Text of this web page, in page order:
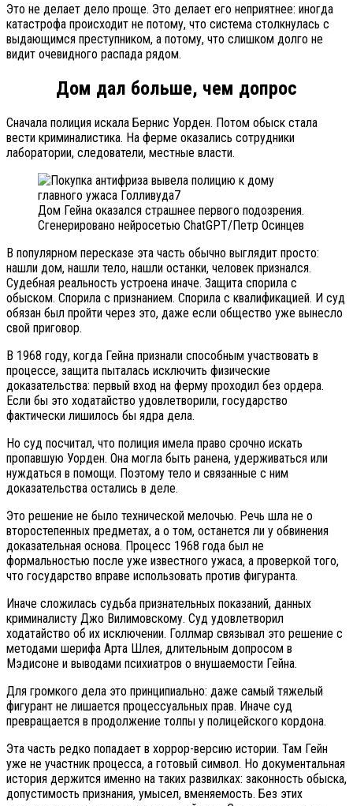
Это не делает дело проще. Это делает его неприятнее: иногда
катастрофа происходит не потому, что система столкнулась с
выдающимся преступником, а потому, что слишком долго не
видит очевидного распада рядом.
Дом дал больше, чем допрос
Сначала полиция искала Бернис Уорден. Потом обыск стала
вести криминалистика. На ферме оказались сотрудники
лаборатории, следователи, местные власти.
Дом Гейна оказался страшнее первого подозрения.
Сгенерировано нейросетью ChatGPT/Петр Осинцев
В популярном пересказе эта часть обычно выглядит просто:
нашли дом, нашли тело, нашли останки, человек признался.
Судебная реальность устроена иначе. Защита спорила с
обыском. Спорила с признанием. Спорила с квалификацией. И суд
обязан был пройти через это, даже если общество уже вынесло
свой приговор.
В 1968 году, когда Гейна признали способным участвовать в
процессе, защита пыталась исключить физические
доказательства: первый вход на ферму проходил без ордера.
Если бы это ходатайство удовлетворили, государство
фактически лишилось бы ядра дела.
Но суд посчитал, что полиция имела право срочно искать
пропавшую Уорден. Она могла быть ранена, удерживаться или
нуждаться в помощи. Поэтому тело и связанные с ним
доказательства остались в деле.
Это решение не было технической мелочью. Речь шла не о
второстепенных предметах, а о том, останется ли у обвинения
доказательная основа. Процесс 1968 года был не
формальностью после уже известного ужаса, а проверкой того,
что государство вправе использовать против фигуранта.
Иначе сложилась судьба признательных показаний, данных
криминалисту Джо Вилимовскому. Суд удовлетворил
ходатайство об их исключении. Голлмар связывал это решение с
методами шерифа Арта Шлея, длительным допросом в
Мэдисоне и выводами психиатров о внушаемости Гейна.
Для громкого дела это принципиально: даже самый тяжелый
фигурант не лишается процессуальных прав. Иначе суд
превращается в продолжение толпы у полицейского кордона.
Эта часть редко попадает в хоррор-версию истории. Там Гейн
уже не участник процесса, а готовый символ. Но документальная
история держится именно на таких развилках: законность обыска,
допустимость признания, умысел, вменяемость. Без этих